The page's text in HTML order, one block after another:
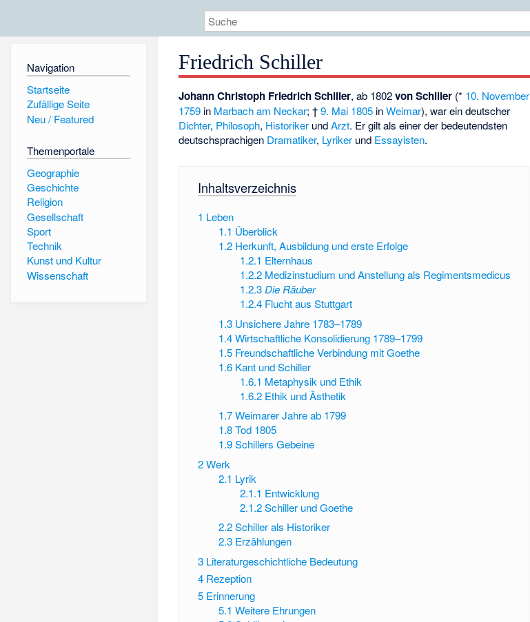
Navigation
Startseite
Zufällige Seite
Neu / Featured
Themenportale
Geographie
Geschichte
Religion
Gesellschaft
Sport
Technik
Kunst und Kultur
Wissenschaft
Friedrich Schiller
Johann Christoph Friedrich Schiller, ab 1802von Schiller (* 10. November
1759 in Marbach am Neckar; †9. Mai 1805 inWeimar), war ein deutscher
Dichter, Philosoph, Historiker undArzt. Er gilt als einer der bedeutendsten
deutschsprachigen Dramatiker, Lyriker und Essayisten.
Inhaltsverzeichnis
1 Leben
1.1 Überblick
1.2 Herkunft, Ausbildung und erste Erfolge
1.2.1 Elternhaus
1.2.2 Medizinstudium und Anstellung als Regimentsmedicus
1.2.3 Die Räuber
1.2.4 Flucht aus Stuttgart
1.3 Unsichere Jahre 1783–1789
1.4 Wirtschaftliche Konsolidierung 1789–1799
1.5 Freundschaftliche Verbindung mit Goethe
1.6 Kant und Schiller
1.6.1 Metaphysik und Ethik
1.6.2 Ethik und Ästhetik
1.7 Weimarer Jahre ab 1799
1.8 Tod 1805
1.9 Schillers Gebeine
2Werk
2.1 Lyrik
2.1.1 Entwicklung
2.1.2 Schiller und Goethe
2.2 Schiller als Historiker
2.3 Erzählungen
3 Literaturgeschichtliche Bedeutung
4 Rezeption
5 Erinnerung
5.1 Weitere Ehrungen